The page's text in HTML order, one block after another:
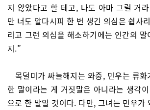
지 않았다고 할 테고, 나도 아마 그럴 거
만 너도 알다시피 한 번 생긴 의심은 쉽사
리고 그런 의심을 해소하기에는 인간의
지.”
목덜미가 싸늘해지는 와중, 민우는 류
한 말이라는 게 거짓말은 아니라는 생각
으로 한 말일 것이다. 다만, 그녀는 민우가